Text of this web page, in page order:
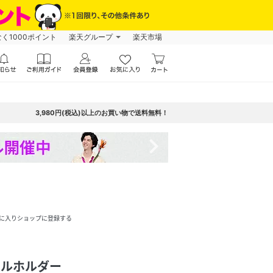
1000ポイント 楽天グループ 楽天市場
3,980円(税込)以上のお買い物で送料無料！
入りショップに登録する
ホルダー